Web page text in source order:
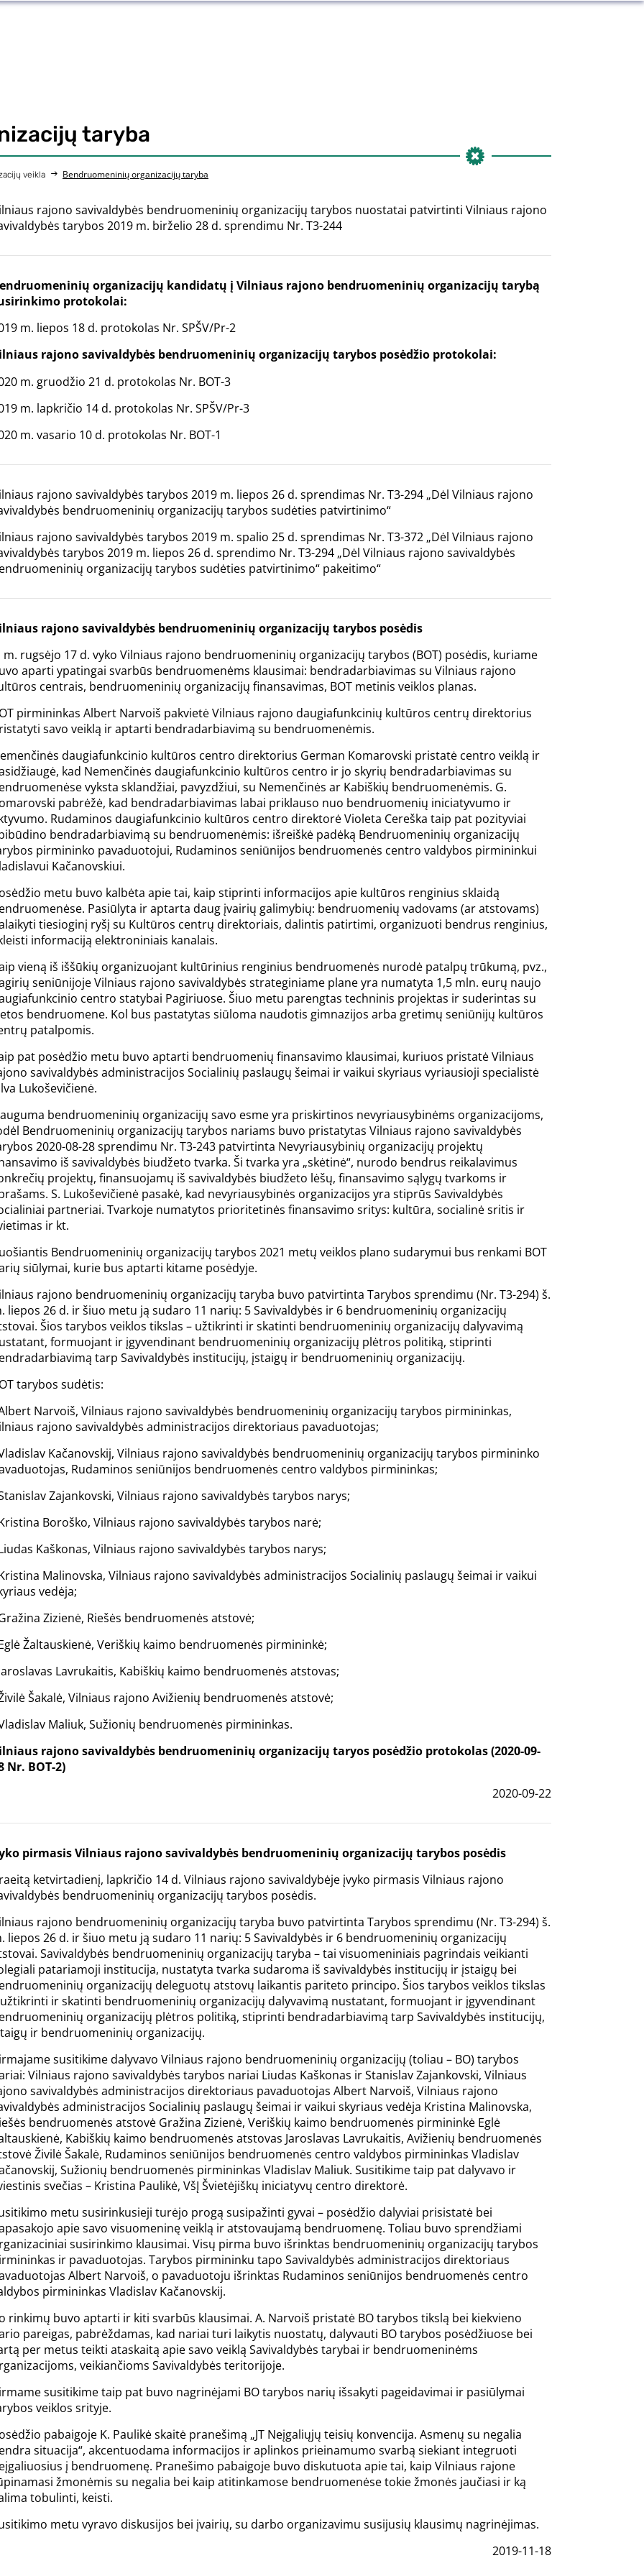
taryba
veikla Bendruomeninių organizacijų taryba
rajono savivaldybės bendruomeninių organizacijų tarybos nuostatai patvirtinti Vilniaus rajono
tarybos 2019 m. birželio 28 d. sprendimu Nr. T3-244
organizacijų kandidatų į Vilniaus rajono bendruomeninių organizacijų tarybą
protokolai:
m. liepos 18 d. protokolas Nr. SPŠV/Pr-2
rajono savivaldybės bendruomeninių organizacijų tarybos posėdžio protokolai:
m. gruodžio 21 d. protokolas Nr. BOT-3
m. lapkričio 14 d. protokolas Nr. SPŠV/Pr-3
m. vasario 10 d. protokolas Nr. BOT-1
rajono savivaldybės tarybos 2019 m. liepos 26 d. sprendimas Nr. T3-294 „Dėl Vilniaus rajono
bendruomeninių organizacijų tarybos sudėties patvirtinimo“
rajono savivaldybės tarybos 2019 m. spalio 25 d. sprendimas Nr. T3-372 „Dėl Vilniaus rajono
tarybos 2019 m. liepos 26 d. sprendimo Nr. T3-294 „Dėl Vilniaus rajono savivaldybės
organizacijų tarybos sudėties patvirtinimo“ pakeitimo“
rajono savivaldybės bendruomeninių organizacijų tarybos posėdis
m. rugsėjo 17 d. vyko Vilniaus rajono bendruomeninių organizacijų tarybos (BOT) posėdis, kuriame
aparti ypatingai svarbūs bendruomenėms klausimai: bendradarbiavimas su Vilniaus rajono
centrais, bendruomeninių organizacijų finansavimas, BOT metinis veiklos planas.
pirmininkas Albert Narvoiš pakvietė Vilniaus rajono daugiafunkcinių kultūros centrų direktorius
savo veiklą ir aptarti bendradarbiavimą su bendruomenėmis.
daugiafunkcinio kultūros centro direktorius German Komarovski pristatė centro veiklą ir
kad Nemenčinės daugiafunkcinio kultūros centro ir jo skyrių bendradarbiavimas su
vyksta sklandžiai, pavyzdžiui, su Nemenčinės ar Kabiškių bendruomenėmis. G.
pabrėžė, kad bendradarbiavimas labai priklauso nuo bendruomenių iniciatyvumo ir
Rudaminos daugiafunkcinio kultūros centro direktorė Violeta Cereška taip pat pozityviai
bendradarbiavimą su bendruomenėmis: išreiškė padėką Bendruomeninių organizacijų
pirmininko pavaduotojui, Rudaminos seniūnijos bendruomenės centro valdybos pirmininkui
Kačanovskiui.
metu buvo kalbėta apie tai, kaip stiprinti informacijos apie kultūros renginius sklaidą
Pasiūlyta ir aptarta daug įvairių galimybių: bendruomenių vadovams (ar atstovams)
tiesioginį ryšį su Kultūros centrų direktoriais, dalintis patirtimi, organizuoti bendrus renginius,
informaciją elektroniniais kanalais.
vieną iš iššūkių organizuojant kultūrinius renginius bendruomenės nurodė patalpų trūkumą, pvz.,
seniūnijoje Vilniaus rajono savivaldybės strateginiame plane yra numatyta 1,5 mln. eurų naujo
centro statybai Pagiriuose. Šiuo metu parengtas techninis projektas ir suderintas su
bendruomene. Kol bus pastatytas siūloma naudotis gimnazijos arba gretimų seniūnijų kultūros
patalpomis.
pat posėdžio metu buvo aptarti bendruomenių finansavimo klausimai, kuriuos pristatė Vilniaus
savivaldybės administracijos Socialinių paslaugų šeimai ir vaikui skyriaus vyriausioji specialistė
Lukoševičienė.
bendruomeninių organizacijų savo esme yra priskirtinos nevyriausybinėms organizacijoms,
Bendruomeninių organizacijų tarybos nariams buvo pristatytas Vilniaus rajono savivaldybės
2020-08-28 sprendimu Nr. T3-243 patvirtinta Nevyriausybinių organizacijų projektų
iš savivaldybės biudžeto tvarka. Ši tvarka yra „skėtinė“, nurodo bendrus reikalavimus
projektų, finansuojamų iš savivaldybės biudžeto lėšų, finansavimo sąlygų tvarkoms ir
S. Lukoševičienė pasakė, kad nevyriausybinės organizacijos yra stiprūs Savivaldybės
partneriai. Tvarkoje numatytos prioritetinės finansavimo sritys: kultūra, socialinė sritis ir
ir kt.
Bendruomeninių organizacijų tarybos 2021 metų veiklos plano sudarymui bus renkami BOT
siūlymai, kurie bus aptarti kitame posėdyje.
rajono bendruomeninių organizacijų taryba buvo patvirtinta Tarybos sprendimu (Nr. T3-294) š.
liepos 26 d. ir šiuo metu ją sudaro 11 narių: 5 Savivaldybės ir 6 bendruomeninių organizacijų
Šios tarybos veiklos tikslas – užtikrinti ir skatinti bendruomeninių organizacijų dalyvavimą
formuojant ir įgyvendinant bendruomeninių organizacijų plėtros politiką, stiprinti
tarp Savivaldybės institucijų, įstaigų ir bendruomeninių organizacijų.
tarybos sudėtis:
Narvoiš, Vilniaus rajono savivaldybės bendruomeninių organizacijų tarybos pirmininkas,
rajono savivaldybės administracijos direktoriaus pavaduotojas;
Kačanovskij, Vilniaus rajono savivaldybės bendruomeninių organizacijų tarybos pirmininko
Rudaminos seniūnijos bendruomenės centro valdybos pirmininkas;
Zajankovski, Vilniaus rajono savivaldybės tarybos narys;
Boroško, Vilniaus rajono savivaldybės tarybos narė;
Kaškonas, Vilniaus rajono savivaldybės tarybos narys;
Malinovska, Vilniaus rajono savivaldybės administracijos Socialinių paslaugų šeimai ir vaikui
vedėja;
Zizienė, Riešės bendruomenės atstovė;
Žaltauskienė, Veriškių kaimo bendruomenės pirmininkė;
Lavrukaitis, Kabiškių kaimo bendruomenės atstovas;
Šakalė, Vilniaus rajono Avižienių bendruomenės atstovė;
Maliuk, Sužionių bendruomenės pirmininkas.
rajono savivaldybės bendruomeninių organizacijų taryos posėdžio protokolas (2020-09-
Nr. BOT-2)
2020-09-22
pirmasis Vilniaus rajono savivaldybės bendruomeninių organizacijų tarybos posėdis
ketvirtadienį, lapkričio 14 d. Vilniaus rajono savivaldybėje įvyko pirmasis Vilniaus rajono
bendruomeninių organizacijų tarybos posėdis.
rajono bendruomeninių organizacijų taryba buvo patvirtinta Tarybos sprendimu (Nr. T3-294) š.
liepos 26 d. ir šiuo metu ją sudaro 11 narių: 5 Savivaldybės ir 6 bendruomeninių organizacijų
Savivaldybės bendruomeninių organizacijų taryba – tai visuomeniniais pagrindais veikianti
patariamoji institucija, nustatyta tvarka sudaroma iš savivaldybės institucijų ir įstaigų bei
organizacijų deleguotų atstovų laikantis pariteto principo. Šios tarybos veiklos tikslas
ir skatinti bendruomeninių organizacijų dalyvavimą nustatant, formuojant ir įgyvendinant
organizacijų plėtros politiką, stiprinti bendradarbiavimą tarp Savivaldybės institucijų,
ir bendruomeninių organizacijų.
susitikime dalyvavo Vilniaus rajono bendruomeninių organizacijų (toliau – BO) tarybos
Vilniaus rajono savivaldybės tarybos nariai Liudas Kaškonas ir Stanislav Zajankovski, Vilniaus
savivaldybės administracijos direktoriaus pavaduotojas Albert Narvoiš, Vilniaus rajono
administracijos Socialinių paslaugų šeimai ir vaikui skyriaus vedėja Kristina Malinovska,
bendruomenės atstovė Gražina Zizienė, Veriškių kaimo bendruomenės pirmininkė Eglė
Kabiškių kaimo bendruomenės atstovas Jaroslavas Lavrukaitis, Avižienių bendruomenės
Živilė Šakalė, Rudaminos seniūnijos bendruomenės centro valdybos pirmininkas Vladislav
Sužionių bendruomenės pirmininkas Vladislav Maliuk. Susitikime taip pat dalyvavo ir
svečias – Kristina Paulikė, VšĮ Švietėjiškų iniciatyvų centro direktorė.
metu susirinkusieji turėjo progą susipažinti gyvai – posėdžio dalyviai prisistatė bei
apie savo visuomeninę veiklą ir atstovaujamą bendruomenę. Toliau buvo sprendžiami
susirinkimo klausimai. Visų pirma buvo išrinktas bendruomeninių organizacijų tarybos
ir pavaduotojas. Tarybos pirmininku tapo Savivaldybės administracijos direktoriaus
Albert Narvoiš, o pavaduotoju išrinktas Rudaminos seniūnijos bendruomenės centro
pirmininkas Vladislav Kačanovskij.
rinkimų buvo aptarti ir kiti svarbūs klausimai. A. Narvoiš pristatė BO tarybos tikslą bei kiekvieno
pareigas, pabrėždamas, kad nariai turi laikytis nuostatų, dalyvauti BO tarybos posėdžiuose bei
per metus teikti ataskaitą apie savo veiklą Savivaldybės tarybai ir bendruomeninėms
veikiančioms Savivaldybės teritorijoje.
susitikime taip pat buvo nagrinėjami BO tarybos narių išsakyti pageidavimai ir pasiūlymai
veiklos srityje.
pabaigoje K. Paulikė skaitė pranešimą „JT Neįgaliųjų teisių konvencija. Asmenų su negalia
situacija“, akcentuodama informacijos ir aplinkos prieinamumo svarbą siekiant integruoti
į bendruomenę. Pranešimo pabaigoje buvo diskutuota apie tai, kaip Vilniaus rajone
žmonėmis su negalia bei kaip atitinkamose bendruomenėse tokie žmonės jaučiasi ir ką
tobulinti, keisti.
metu vyravo diskusijos bei įvairių, su darbo organizavimu susijusių klausimų nagrinėjimas.
2019-11-18